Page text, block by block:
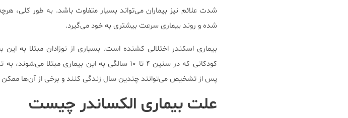
شدت علائم نیز بیماران می‌تواند بسیار متفاوت باشد. به طور کلی،
شده و روند بیماری سرعت بیشتری به خود می‌گیرد.
بیماری اسکندر اختلالی کشنده است. بسیاری از نوزادان مبتلا به
کودکانی که در سنین ۴ تا ۱۰ سالگی به این بیماری
پس از تشخیص می‌توانند چندین سال زندگی کنند و برخی از آن‌ها ممکن
علت بیماری الکساندر چیست